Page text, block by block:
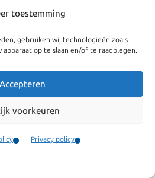
toestemming
gebruiken wij technologieën zoals
op te slaan en/of te raadplegen.
Accepteren
voorkeuren
Privacy policy
(voorheen Inspectie SZW)
van deWet arbeid
zijn onze advocaten